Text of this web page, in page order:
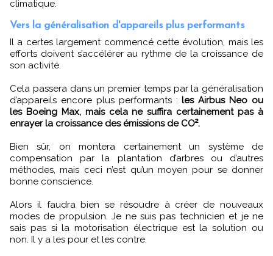
climatique.
Vers la généralisation d'appareils plus performants
Il a certes largement commencé cette évolution, mais les
efforts doivent s’accélérer au rythme de la croissance de
son activité.
Cela passera dans un premier temps par la généralisation
d’appareils encore plus performants :les Airbus Neo ou
les Boeing Max, mais cela ne suffira certainement pas à
enrayer la croissance des émissions de CO².
Bien sûr, on montera certainement un système de
compensation par la plantation d’arbres ou d’autres
méthodes, mais ceci n’est qu’un moyen pour se donner
bonne conscience.
Alors il faudra bien se résoudre à créer de nouveaux
modes de propulsion. Je ne suis pas technicien et je ne
sais pas si la motorisation électrique est la solution ou
non. Il y a les pour et les contre.